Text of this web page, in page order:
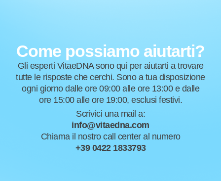
Come possiamo aiutarti?
Gli esperti VitaeDNA sono qui per aiutarti a trovare
tutte le risposte che cerchi. Sono a tua disposizione
ogni giorno dalle ore 09:00 alle ore 13:00 e dalle
ore 15:00 alle ore 19:00, esclusi festivi.
Scrivici una mail a:
info@vitaedna.com
Chiama il nostro call center al numero
+39 0422 1833793